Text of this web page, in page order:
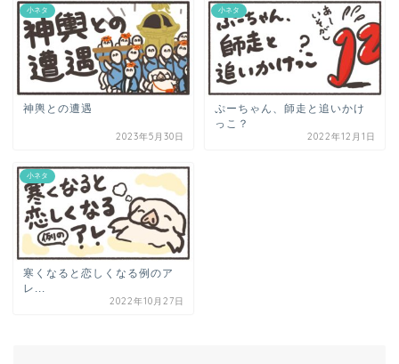
小ネタ
神輿との遭遇
2023年5月30日
小ネタ
ぷーちゃん、師走と追いかけ
っこ？
2022年12月1日
小ネタ
寒くなると恋しくなる例のア
レ...
2022年10月27日